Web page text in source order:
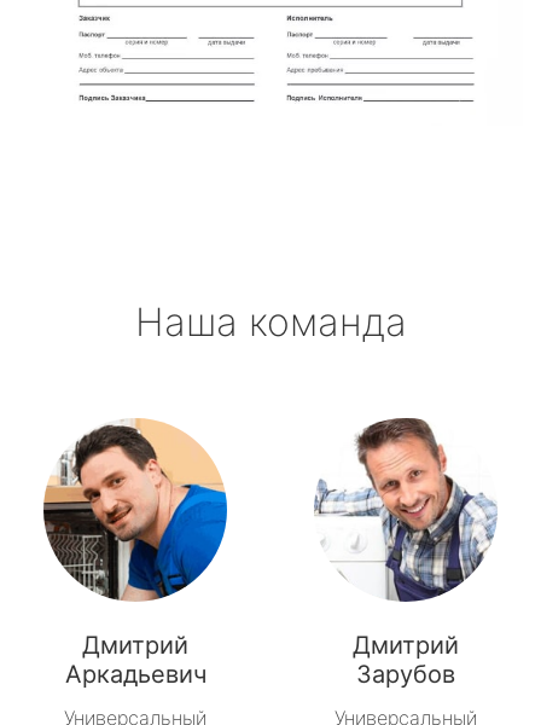
Наша команда
Дмитрий
Аркадьевич
Универсальный
Дмитрий
Зарубов
Универсальный